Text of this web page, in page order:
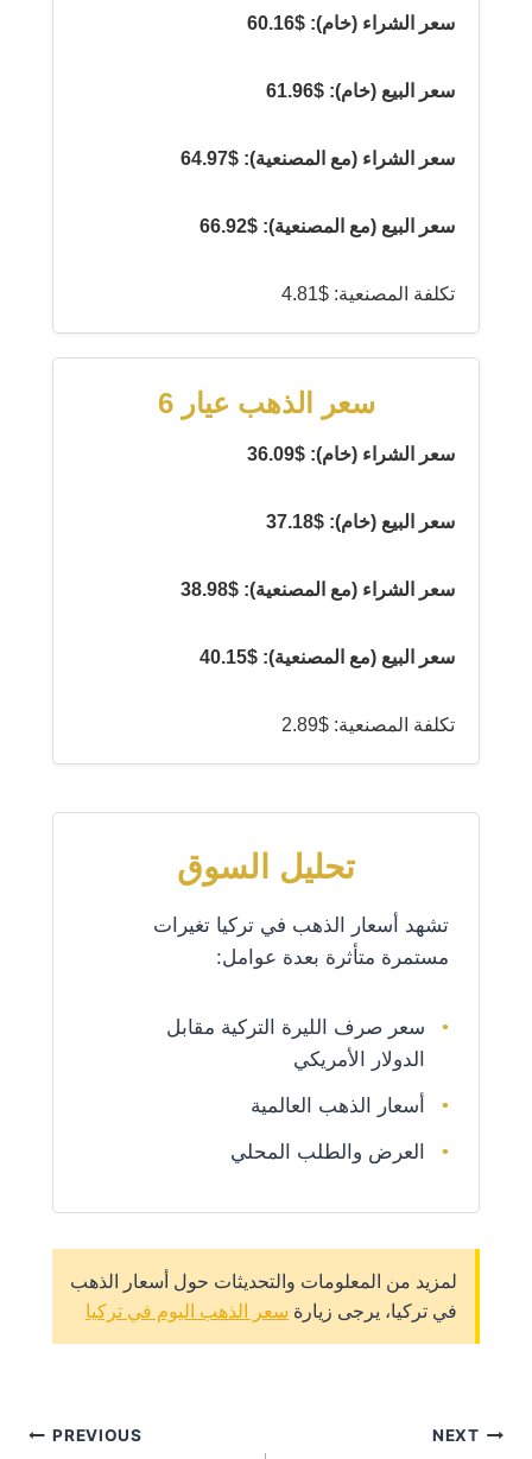
سعر الشراء (خام): $60.16
سعر البيع (خام): $61.96
سعر الشراء (مع المصنعية): $64.97
سعر البيع (مع المصنعية): $66.92
تكلفة المصنعية: $4.81
سعر الذهب عيار 6
سعر الشراء (خام): $36.09
سعر البيع (خام): $37.18
سعر الشراء (مع المصنعية): $38.98
سعر البيع (مع المصنعية): $40.15
تكلفة المصنعية: $2.89
تحليل السوق
تشهد أسعار الذهب في تركيا تغيرات
مستمرة متأثرة بعدة عوامل:
سعر صرف الليرة التركية مقابل
الدولار الأمريكي
أسعار الذهب العالمية
العرض والطلب المحلي
لمزيد من المعلومات والتحديثات حول أسعار الذهب
في تركيا، يرجى زيارة سعر الذهب اليوم في تركيا
PREVIOUS NEXT